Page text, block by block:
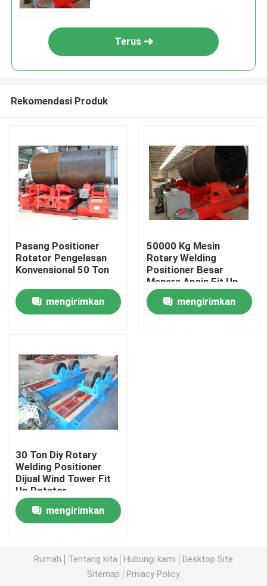
Produk
Tentang kami
Tur Pabrik
Kontrol kualitas
Hubungi kami
Berita
kasus
Rotator Pengelasan Pipa
Terus
Rekomendasi Produk
Pasang Positioner
Rotator Pengelasan
Konvensional 50 Ton
mengirimkan
50000 Kg Mesin
Rotary Welding
Positioner Besar
Menara Angin Fit Up
Welding Rotator
mengirimkan
30 Ton Diy Rotary
Welding Positioner
Dijual Wind Tower Fit
Up Rotator
mengirimkan
Rumah Tentang kita Hubungi kami
Desktop Site
Sitemap
Privacy Policy